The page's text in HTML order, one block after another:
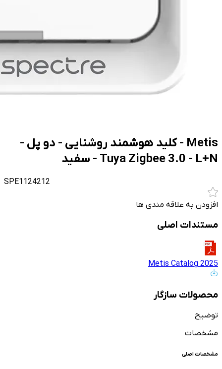
Metis - کلید هوشمند روشنایی - دو پل -
Tuya Zigbee 3.0 - L+N - سفید
SPE1124212
افزودن به علاقه مندی ها
مستندات اصلی
Metis Catalog 2025
محصولات سازگار
توضیح
مشخصات
مشخصات اصلی